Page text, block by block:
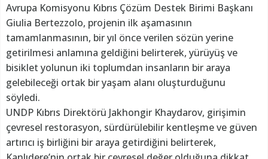
Avrupa Komisyonu Kıbrıs Çözüm Destek Birimi Başkanı
Giulia Bertezzolo, projenin ilk aşamasının
tamamlanmasının, bir yıl önce verilen sözün yerine
getirilmesi anlamına geldiğini belirterek, yürüyüş ve
bisiklet yolunun iki toplumdan insanların bir araya
gelebileceği ortak bir yaşam alanı oluşturduğunu
söyledi.
UNDP Kıbrıs Direktörü Jakhongir Khaydarov, girişimin
çevresel restorasyon, sürdürülebilir kentleşme ve güven
artırıcı iş birliğini bir araya getirdiğini belirterek,